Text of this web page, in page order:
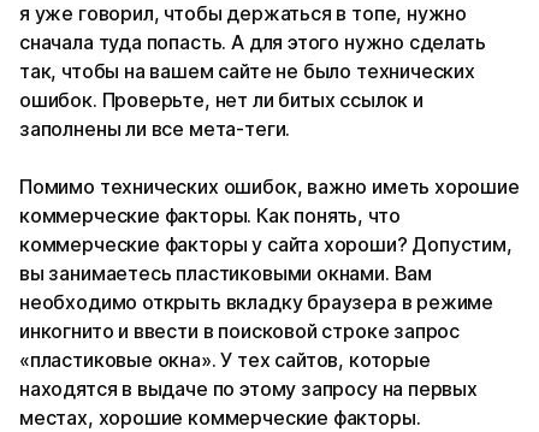
я уже говорил, чтобы держаться в топе, нужно
сначала туда попасть. А для этого нужно сделать
так, чтобы на вашем сайте не было технических
ошибок. Проверьте, нет ли битых ссылок и
заполнены ли все мета-теги.
Помимо технических ошибок, важно иметь хорошие
коммерческие факторы. Как понять, что
коммерческие факторы у сайта хороши? Допустим,
вы занимаетесь пластиковыми окнами. Вам
необходимо открыть вкладку браузера в режиме
инкогнито и ввести в поисковой строке запрос
«пластиковые окна». У тех сайтов, которые
находятся в выдаче по этому запросу на первых
местах, хорошие коммерческие факторы.